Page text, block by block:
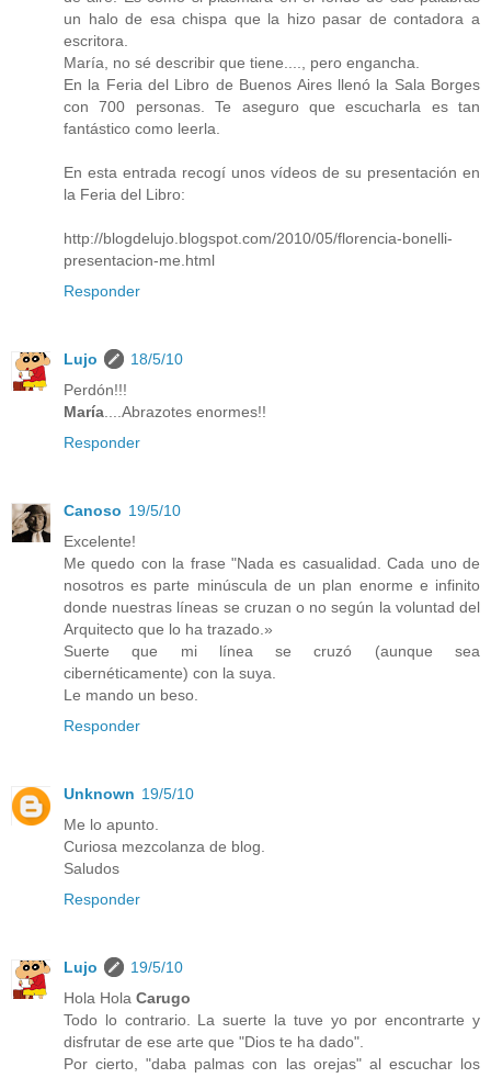
un halo de esa chispa que la hizo pasar de contadora a
escritora.
María, no sé describir que tiene...., pero engancha.
En la Feria del Libro de Buenos Aires llenó la Sala Borges
con 700 personas. Te aseguro que escucharla es tan
fantástico como leerla.
En esta entrada recogí unos vídeos de su presentación en
la Feria del Libro:
http://blogdelujo.blogspot.com/2010/05/florencia-bonelli-
presentacion-me.html
Responder
Lujo
18/5/10
Perdón!!!
María ....Abrazotes enormes!!
Responder
Canoso 19/5/10
Excelente!
Me quedo con la frase "Nada es casualidad. Cada uno de
nosotros es parte minúscula de un plan enorme e infinito
donde nuestras líneas se cruzan o no según la voluntad del
Arquitecto que lo ha trazado.»
Suerte que mi línea se cruzó (aunque sea
cibernéticamente) con la suya.
Le mando un beso.
Responder
Unknown 19/5/10
Me lo apunto.
Curiosa mezcolanza de blog.
Saludos
Responder
Lujo
19/5/10
Hola Hola Carugo
Todo lo contrario. La suerte la tuve yo por encontrarte y
disfrutar de ese arte que "Dios te ha dado".
Por cierto, "daba palmas con las orejas" al escuchar los